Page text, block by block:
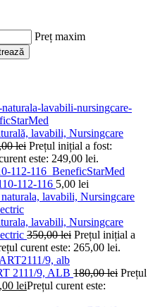
Preț maxim
lavabili, Nursingcare
lei Prețul inițial a fost:
este: 249,00 lei.
112-116 5,00 lei
lavabili, Nursingcare
350,00lei Prețul inițial a
curent este: 265,00 lei.
2111/9, ALB 180,00lei Prețul
leiPrețul curent este: